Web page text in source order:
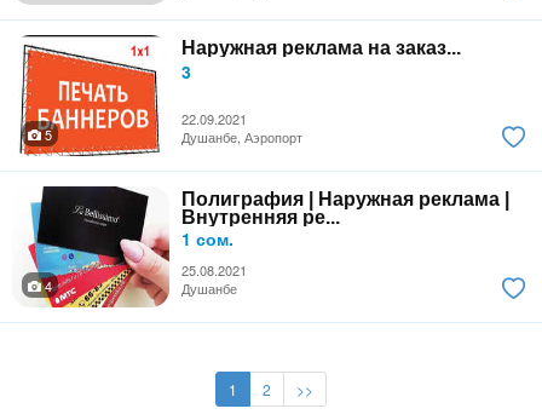
Наружная реклама на заказ...
3
22.09.2021
5
Душанбе, Аэропорт
Полиграфия | Наружная реклама |
Внутренняя ре...
1 сом.
25.08.2021
4
Душанбе
1 2 >>